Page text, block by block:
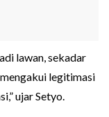
lawan, sekadar
legitimasi
ujar Setyo.